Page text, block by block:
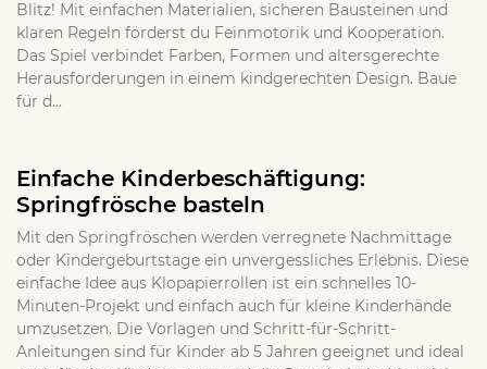
Blitz! Mit einfachen Materialien, sicheren Bausteinen und
klaren Regeln förderst du Feinmotorik und Kooperation.
Das Spiel verbindet Farben, Formen und altersgerechte
Herausforderungen in einem kindgerechten Design. Baue
für d...
Einfache Kinderbeschäftigung:
Springfrösche basteln
Mit den Springfröschen werden verregnete Nachmittage
oder Kindergeburtstage ein unvergessliches Erlebnis. Diese
einfache Idee aus Klopapierrollen ist ein schnelles 10-
Minuten-Projekt und einfach auch für kleine Kinderhände
umzusetzen. Die Vorlagen und Schritt-für-Schritt-
Anleitungen sind für Kinder ab 5 Jahren geeignet und ideal